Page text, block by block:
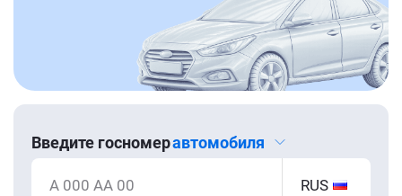
Введите госномеравтомобиля
А 000 АА 00 RUS